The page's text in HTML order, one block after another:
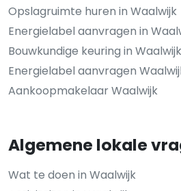
Opslagruimte huren in Waalwijk
Energielabel aanvragen in
Bouwkundige keuring in Waalwijk
Energielabel aanvragen
Aankoopmakelaar Waalwijk
Algemene lokale
Wat te doen in Waalwijk